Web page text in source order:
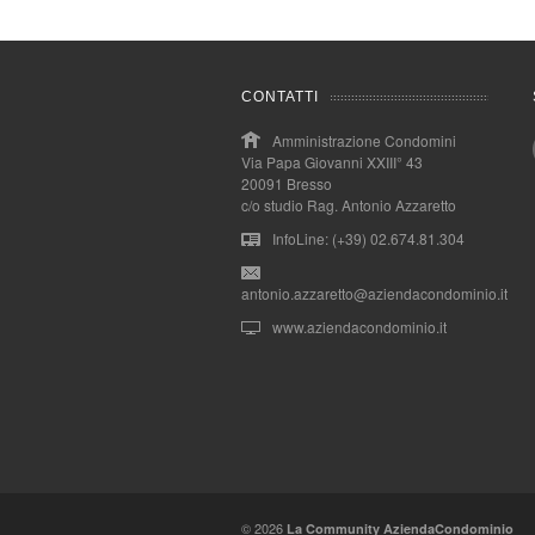
CONTATTI
Amministrazione Condomini
Via Papa Giovanni XXIII° 43
20091 Bresso
c/o studio Rag. Antonio Azzaretto
InfoLine: (+39) 02.674.81.304
antonio.azzaretto@aziendacondominio.it
www.aziendacondominio.it
© 2026 La Community AziendaCondominio